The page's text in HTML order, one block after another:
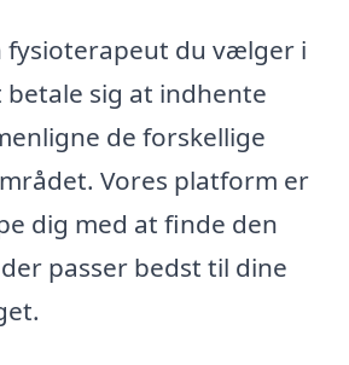
fysioterapeut du vælger i
betale sig at indhente
de forskellige
Vores platform er
dig med at finde den
passer bedst til dine